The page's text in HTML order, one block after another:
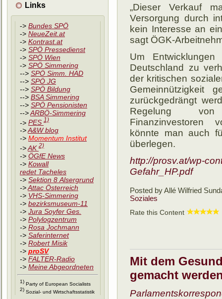
Links
-> Bundes SPÖ
-> NeueZeit.at
-> Kontrast.at
-> SPÖ Pressedienst
-> SPÖ Wien
-> SPÖ Simmering
--> SPÖ Simm. HAD
--> SPÖ JG
--> SPÖ Bildung
--> BSA Simmering
--> SPÖ Pensionisten
-->ARBÖ-Simmering
-> PES 1)
->A&W blog
-> Momentum Institut
->AK 2)
-> ÖGfE News
-> Kowall
redet Tacheles
-> Sektion 8 Alsergrund
->Attac Österreich
-> VHS-Simmering
-> bezirksmuseum-11
-> Jura Soyfer Ges.
-> Polylogzentrum
-> Rosa Jochmann
-> Saferinternet
-> Robert Misik
-> proSV
-> FALTER-Radio
-> Meine Abgeordneten
1) Party of European Socia­lists
2) Sozial- und Wirt­schafts­statistik
„Dieser Verkauf
Versorgung durch
kein Interesse an
sagt ÖGK-
Um
Deutschland zu
der kritischen
Gemeinnützigkeit
zurückgedrängt
Regelung von
Finanzinvestoren
könnte man auch
überlegen.
http://prosv.at/wp-
Gefahr_HP.pdf
Posted by Allé Wilfried
Soziales
Rate this Content
Mit dem
gemacht